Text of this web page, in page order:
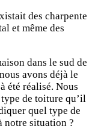
des charpente
et même des
dans le sud de
avons déjà le
été réalisé. Nous
de toiture qu’il
quel type de
notre situation ?